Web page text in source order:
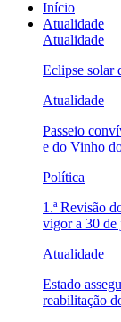
Início
Atualidade
Atualidade
Eclipse solar
Atualidade
Passeio
e do Vinho
Política
1.ª Revisão
vigor a 30
Atualidade
Estado
reabilitação